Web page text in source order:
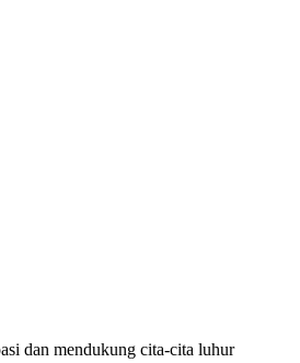
dan mendukung cita-cita luhur